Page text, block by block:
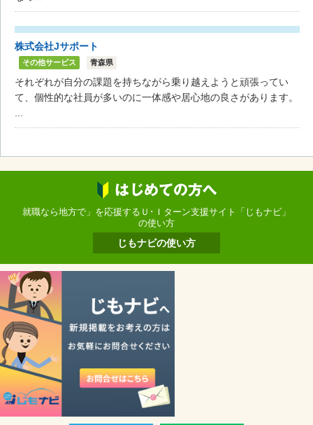
株式会社Jサポート
その他サービス 青森県
それぞれが自分の課題を持ちながら乗り越えようと頑張ってい
て、個性的な社員が多いのに一体感や居心地の良さがあります。
就職なら地方で」を応援するＵ･Ｉターン支援サイト「じもナビ」
の使い方
じもナビの使い方